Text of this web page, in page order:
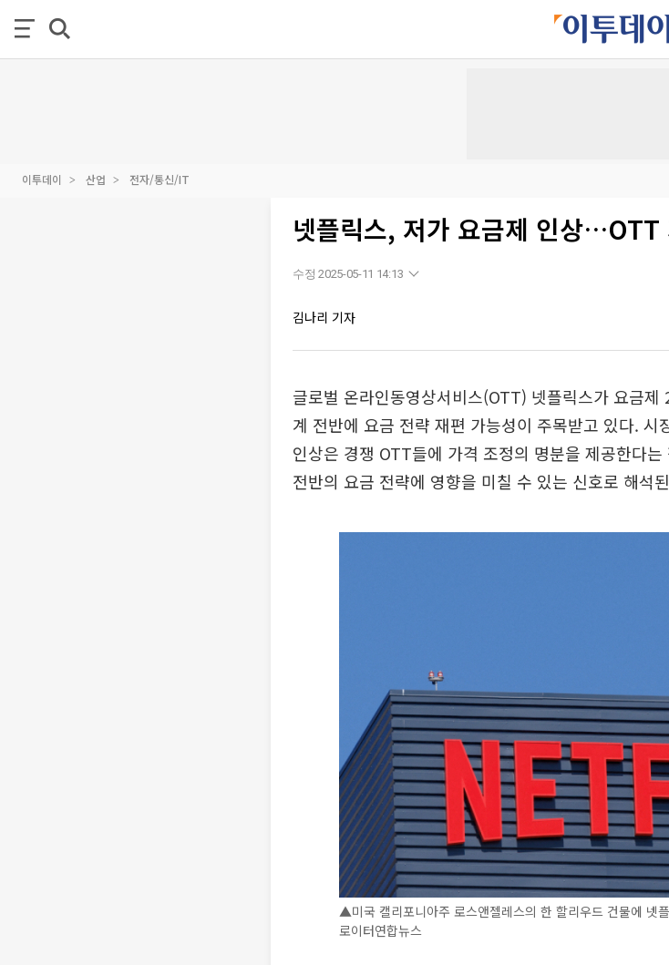
이투데이 산업 전자/통신/IT
넷플릭스, 저가 요금제 인상…OTT
수정 2025-05-11 14:13
김나리 기자
글로벌 온라인동영상서비스(OTT) 넷플릭스가 요금
계 전반에 요금 전략 재편 가능성이 주목받고 있다. 시
인상은 경쟁 OTT들에 가격 조정의 명분을 제공한다
전반의 요금 전략에 영향을 미칠 수 있는 신호로 해석
▲미국 캘리포니아주 로스앤젤레스의 한 할리우드 건물에 넷
로이터연합뉴스